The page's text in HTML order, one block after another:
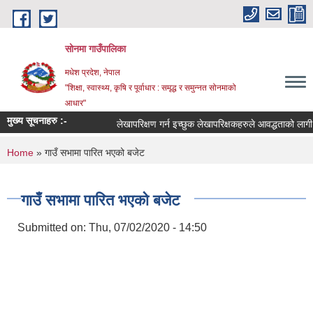
Skip to main content
सोनमा गाउँपालिका
मधेश प्रदेश, नेपाल
"शिक्षा, स्वास्थ्य, कृषि र पूर्वाधार : समृद्ध र समुन्नत सोनमाको
आधार"
मुख्य सूचनाहरु :- लेखापरिक्षण गर्न इच्छुक लेखापरिक्षकहरुले आवद्धताको लागी
You are here
Home » गाउँ सभामा पारित भएको बजेट
गाउँ सभामा पारित भएको बजेट
Submitted on: Thu, 07/02/2020 - 14:50